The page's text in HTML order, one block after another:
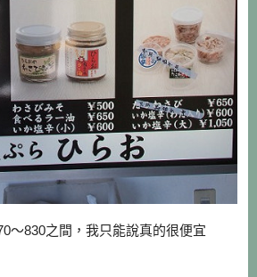
～830之間，我只能說真的很便宜